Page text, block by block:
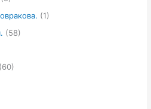
(1)
(58)
(60)